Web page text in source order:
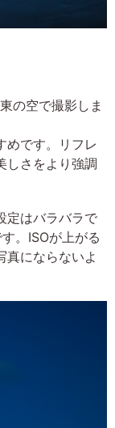
の空で撮影しま
めです。リフレ
しさをより強調
定はバラバラで
。ISOが上がる
真にならないよ